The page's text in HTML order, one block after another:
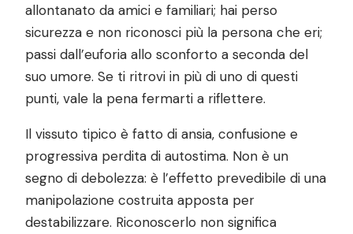
allontanato da amici e familiari; hai perso
sicurezza e non riconosci più la persona che eri;
passi dall’euforia allo sconforto a seconda del
suo umore. Se ti ritrovi in più di uno di questi
punti, vale la pena fermarti a riflettere.
Il vissuto tipico è fatto di ansia, confusione e
progressiva perdita di autostima. Non è un
segno di debolezza: è l’effetto prevedibile di una
manipolazione costruita apposta per
destabilizzare. Riconoscerlo non significa